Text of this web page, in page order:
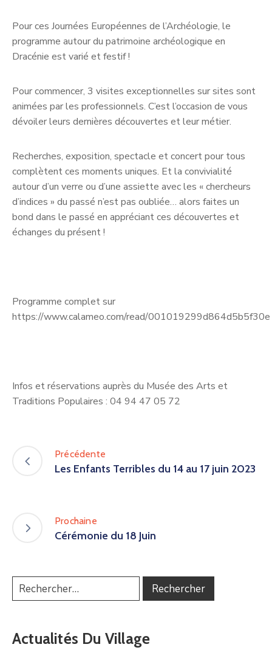
Pour ces Journées Européennes de l’Archéologie, le
programme autour du patrimoine archéologique en
Dracénie est varié et festif !
Pour commencer, 3 visites exceptionnelles sur sites sont
animées par les professionnels. C’est l’occasion de vous
dévoiler leurs dernières découvertes et leur métier.
Recherches, exposition, spectacle et concert pour tous
complètent ces moments uniques. Et la convivialité
autour d’un verre ou d’une assiette avec les « chercheurs
d’indices » du passé n’est pas oubliée… alors faites un
bond dans le passé en appréciant ces découvertes et
échanges du présent !
Programme complet sur
https://www.calameo.com/read/001019299d864d5b5f30e
Infos et réservations auprès du Musée des Arts et
Traditions Populaires : 04 94 47 05 72
Précédente
Les Enfants Terribles du 14 au 17 juin 2023
Prochaine
Cérémonie du 18 Juin
Actualités Du Village